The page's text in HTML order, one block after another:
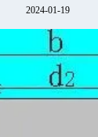
2024-01-19